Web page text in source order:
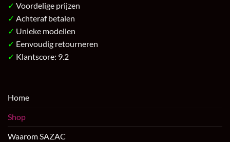
✓ Voordelige prijzen
✓ Achteraf betalen
✓ Unieke modellen
✓ Eenvoudig retourneren
✓ Klantscore: 9.2
Home
Shop
Waarom SAZAC